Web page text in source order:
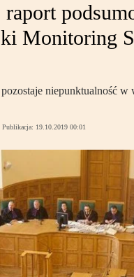
Monitoring
niepunktualność w
Publikacja: 19.10.2019 00:01